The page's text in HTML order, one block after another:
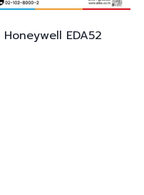
Honeywell EDA52